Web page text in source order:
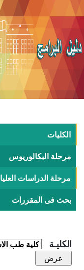
الكليات
مرحلة البكالوريوس
مرحلة الدراسات العليا
بحث فى المقررات
الكليـة